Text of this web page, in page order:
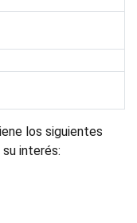
los siguientes
interés: